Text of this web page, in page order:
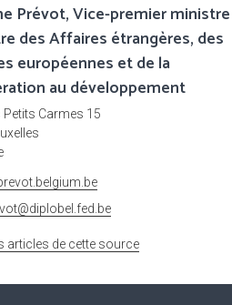
Prévot, Vice-premier
des Affaires étrangères, des
européennes et de la
au développement
Petits Carmes 15
articles de cette source